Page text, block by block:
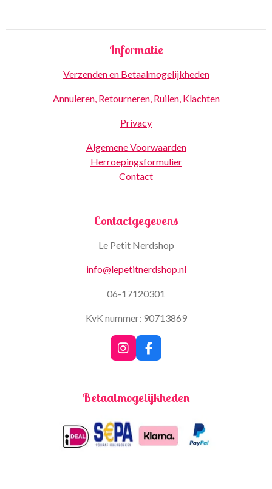
Informatie
Verzenden en Betaalmogelijkheden
Annuleren, Retourneren, Ruilen, Klachten
Privacy
Algemene Voorwaarden
Herroepingsformulier
Contact
Contactgegevens
Le Petit Nerdshop
info@lepetitnerdshop.nl
06-17120301
KvK nummer: 90713869
I
n
a
r
a
m
F
a
b
k
Betaalmogelijkheden